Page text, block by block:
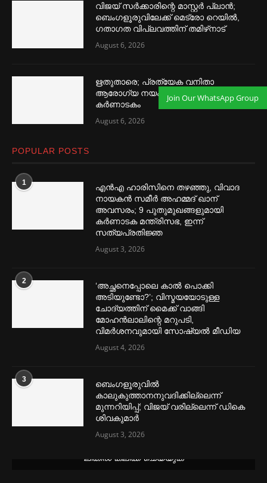
വിജയ് സര്‍ക്കാരിന്റെ മാസ്റ്റര്‍ പ്ലാന്‍;
ബെംഗളൂരുവിലേക്ക് മെട്രോ റെയില്‍,
ഗതാഗത വിപ്ലവത്തിന് തമിഴ്‌നാട്
August 6, 2026
ഋതുതാരെ; പ്രത്യേക വനിതാ
ആരോഗ്യ നയം നടപ്പാക്കാൻ
കര്‍ണാടകം
August 6, 2026
POPULAR POSTS
1
എൻഎ ഹാരിസിനെ തഴ‌‍ഞ്ഞു, വിവാദ
നായകൻ സമീര്‍ അഹമ്മദ് ഖാന്
അവസരം; 9 പുതുമുഖങ്ങളുമായി
കര്‍ണാടക മന്ത്രിസഭ, ഇന്ന്
സത്യപ്രതിജ്ഞ
August 3, 2026
2
‘അച്ഛനെപ്പോലെ കാല്‍ പൊക്കി
അടിയുണ്ടോ?’; വിസ്മയയോടുള്ള
ചോദ്യത്തിന് മൈക്ക് വാങ്ങി
മോഹൻലാലിന്റെ മറുപടി,
വിമര്‍ശനവുമായി സോഷ്യല്‍ മീഡിയ
August 4, 2026
3
ബെംഗളൂരുവില്‍
കാലുകുത്താനനുവദിക്കില്ലെന്ന്
മുന്നറിയിപ്പ്; വിജയ് വരില്ലെന്ന് ഡികെ
ശിവകുമാര്‍
August 3, 2026
ലിങ്കിൽ ക്ലിക്ക് ചെയ്യുക
Join Our WhatsApp Group